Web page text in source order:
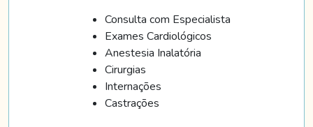
Consulta com Especialista
Exames Cardiológicos
Anestesia Inalatória
Cirurgias
Internações
Castrações